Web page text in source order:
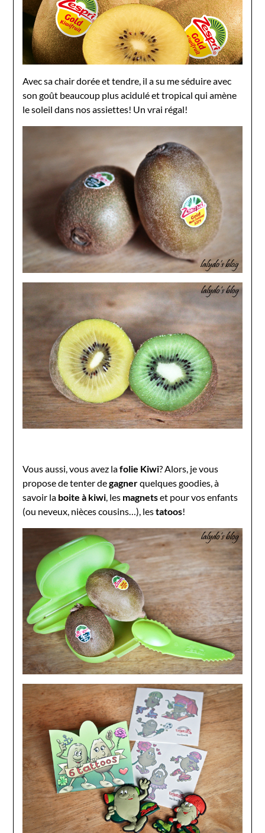
Avec sa chair dorée et tendre, il a su me séduire avec
son goût beaucoup plus acidulé et tropical qui amène
le soleil dans nos assiettes! Un vrai régal!
Vous aussi, vous avez lafolie Kiwi? Alors, je vous
propose de tenter degagnerquelques goodies, à
savoir la boite à kiwi, les magnetset pour vos enfants
(ou neveux, nièces cousins…), lestatoos!